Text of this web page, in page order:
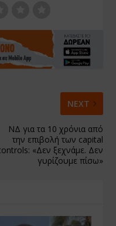
NEXT
ΝΔ για τα 10 χρόνια από
την επιβολή των capital
«Δεν ξεχνάμε. Δεν
γυρίζουμε πίσω»